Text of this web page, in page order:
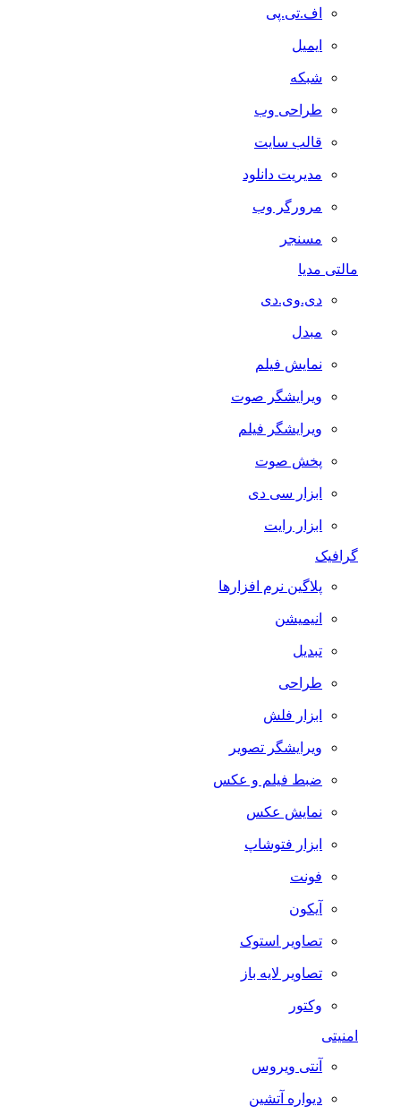
اف.تی.پی
ایمیل
شبکه
طراحی وب
قالب سایت
مدیریت دانلود
مرورگر وب
مسنجر
مالتی مدیا
دی.وی.دی
مبدل
نمایش فیلم
ویرایشگر صوت
ویرایشگر فیلم
پخش صوت
ابزار سی دی
ابزار رایت
گرافیک
پلاگین نرم افزارها
انیمیشن
تبدیل
طراحی
ابزار فلش
ویرایشگر تصویر
ضبط فيلم و عكس
نمایش عکس
ابزار فتوشاپ
فونت
آیکون
تصاویر استوک
تصاویر لایه باز
وکتور
آنتی ویروس
دیواره آتشین